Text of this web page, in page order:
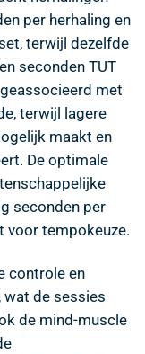
per herhaling en
terwijl dezelfde
seconden TUT
met
terwijl lagere
maakt en
De optimale
seconden per
voor tempokeuze.
controle en
de sessies
de mind-muscle